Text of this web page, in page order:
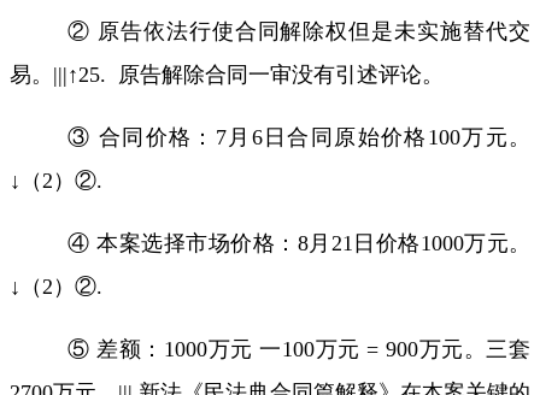
② 原告依法行使合同解除权但是未实施替代交
易。 |||↑25. 原告解除合同一审没有引述评论。
③ 合同价格： 7月 6日合同原始价格 100万元。
↓（ 2 ）②.
④ 本案选择市场价格： 8月 21 日价格1000万元。
↓（ 2 ）②.
⑤ 差额： 1000万元 一100万元 = 900万元。三套